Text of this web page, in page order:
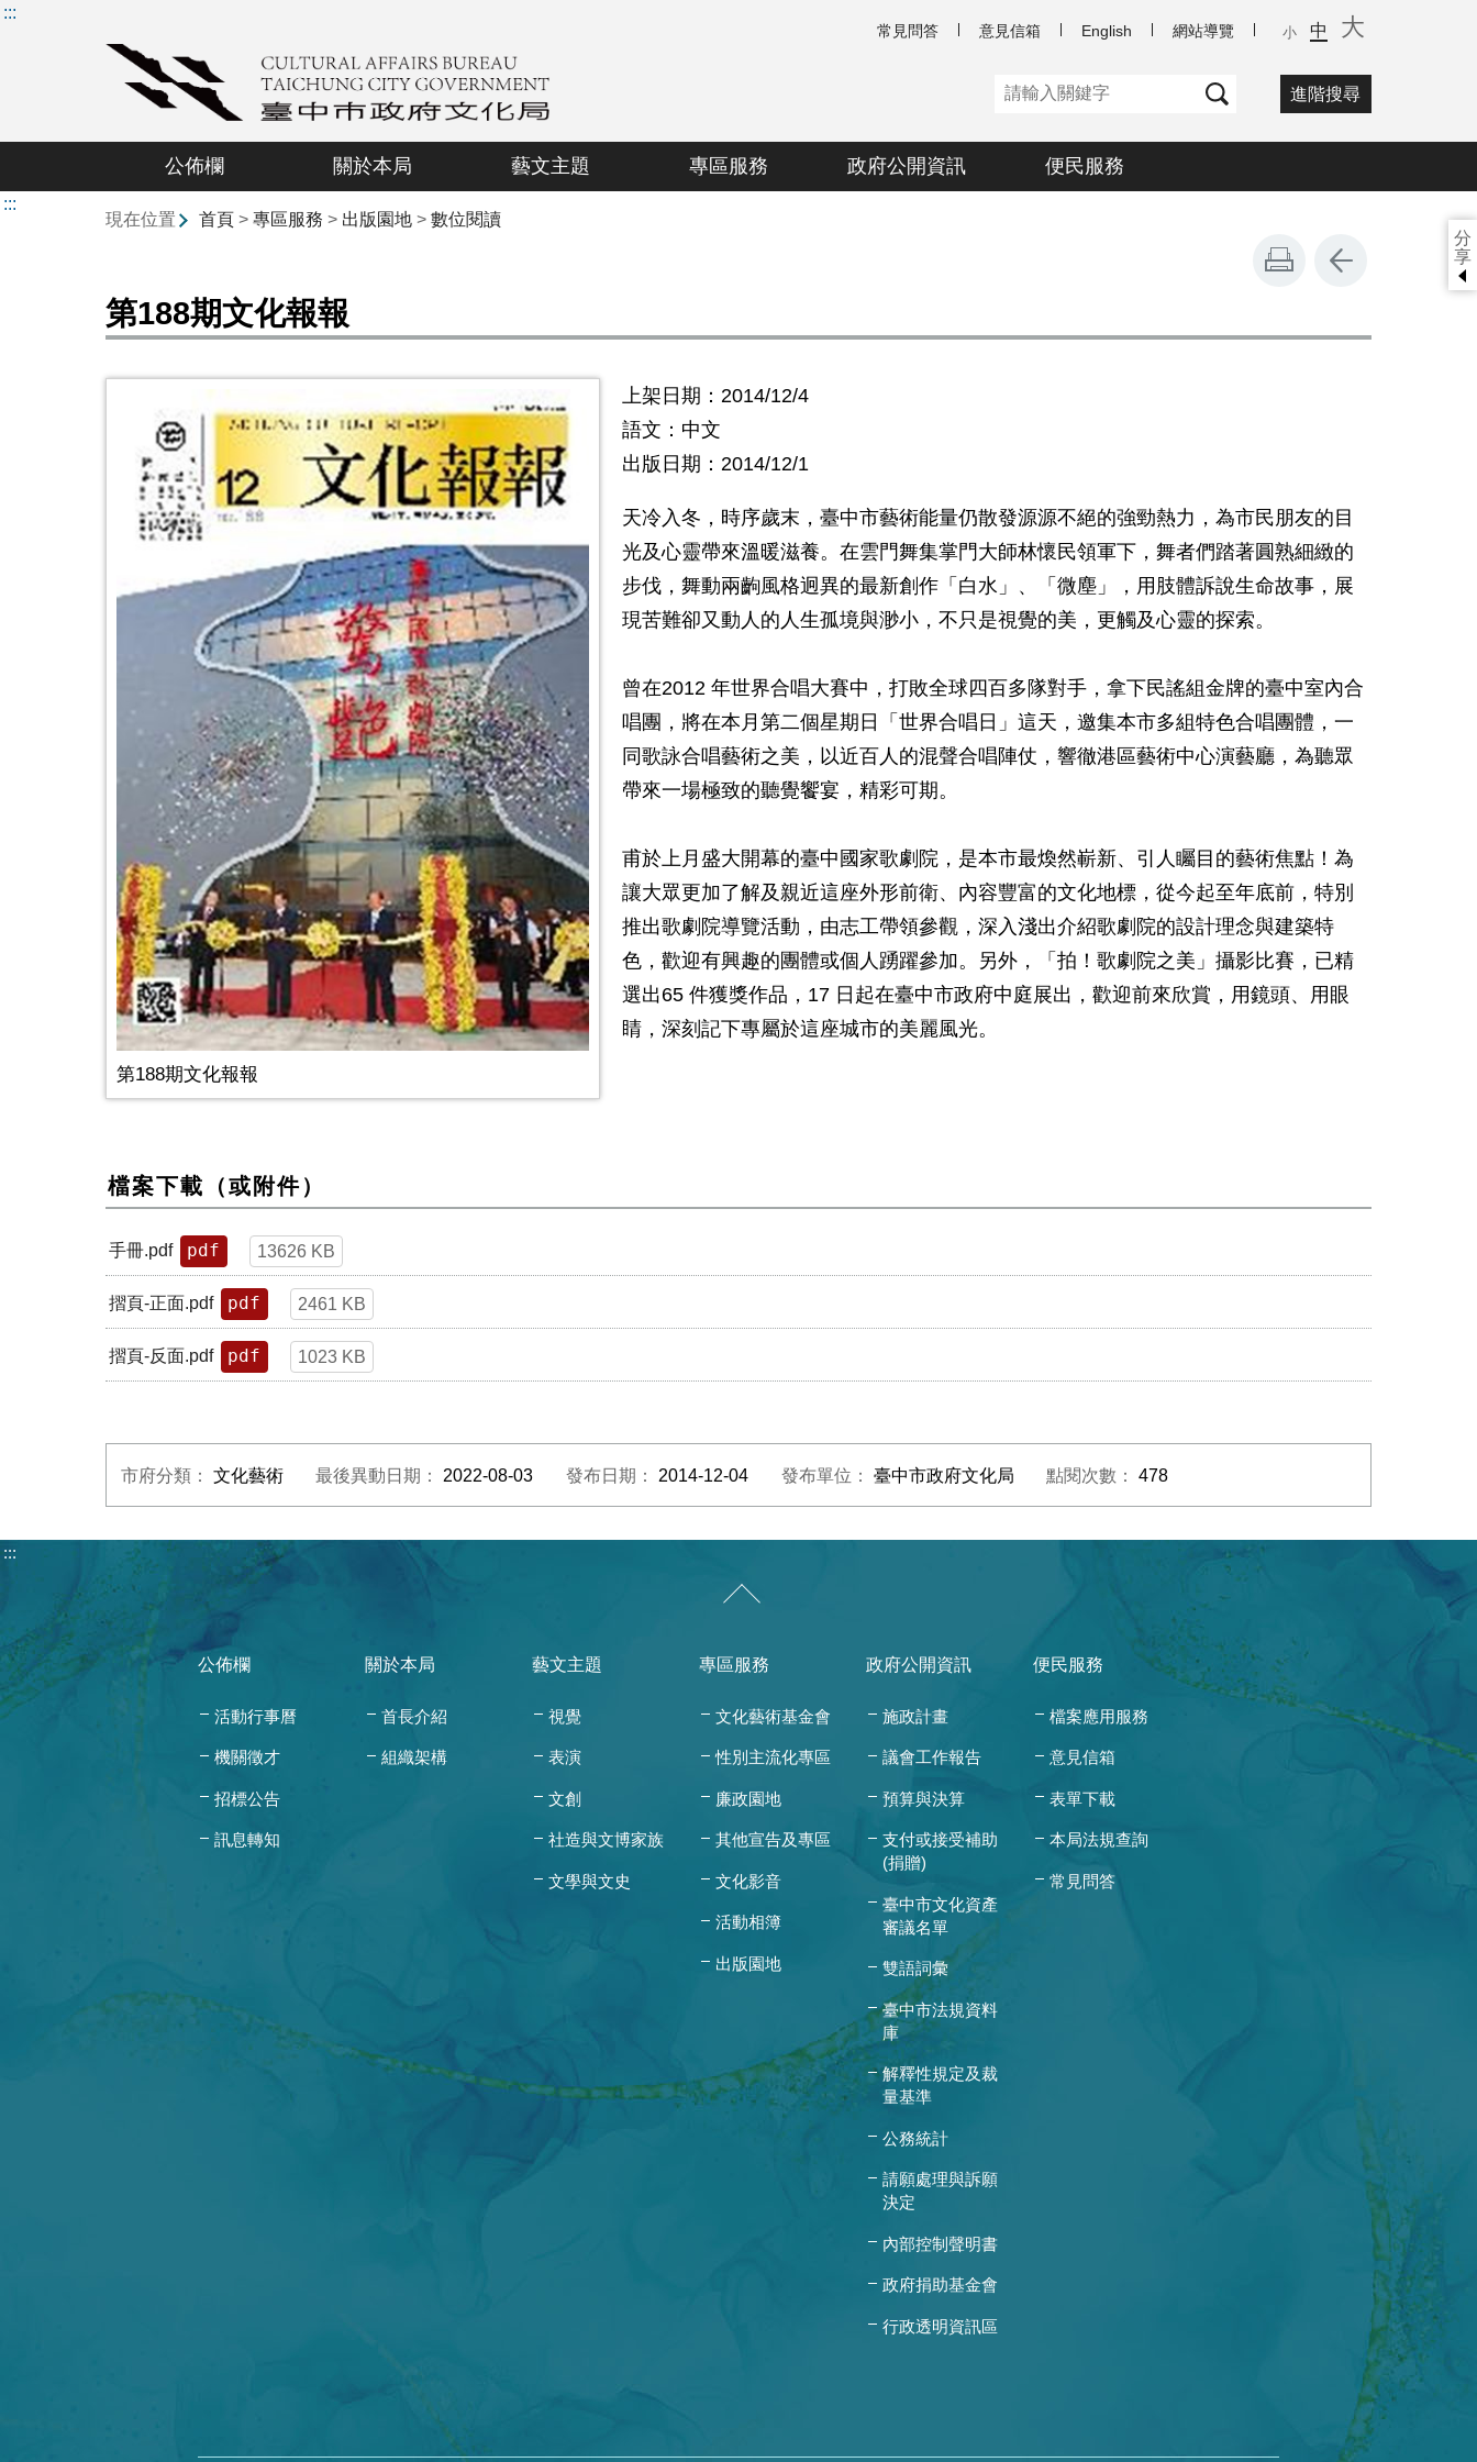
:::
常見問答 意見信箱 English 網站導覽 小 中 大
進階搜尋
公佈欄 關於本局 藝文主題 專區服務 政府公開資訊 便民服務
:::
現在位置
首頁> 專區服務 > 出版園地> 數位閱讀
分
享
第188期文化報報
第188期文化報報
上架日期：2014/12/4
語文：中文
出版日期：2014/12/1
天冷入冬，時序歲末，臺中市藝術能量仍散發源源不絕的強勁熱力，為市民朋友的目
光及心靈帶來溫暖滋養。在雲門舞集掌門大師林懷民領軍下，舞者們踏著圓熟細緻的
步伐，舞動兩齣風格迥異的最新創作「白水」、「微塵」，用肢體訴說生命故事，展
現苦難卻又動人的人生孤境與渺小，不只是視覺的美，更觸及心靈的探索。
曾在2012 年世界合唱大賽中，打敗全球四百多隊對手，拿下民謠組金牌的臺中室內合
唱團，將在本月第二個星期日「世界合唱日」這天，邀集本市多組特色合唱團體，一
同歌詠合唱藝術之美，以近百人的混聲合唱陣仗，響徹港區藝術中心演藝廳，為聽眾
帶來一場極致的聽覺饗宴，精彩可期。
甫於上月盛大開幕的臺中國家歌劇院，是本市最煥然嶄新、引人矚目的藝術焦點！為
讓大眾更加了解及親近這座外形前衛、內容豐富的文化地標，從今起至年底前，特別
推出歌劇院導覽活動，由志工帶領參觀，深入淺出介紹歌劇院的設計理念與建築特
色，歡迎有興趣的團體或個人踴躍參加。另外，「拍！歌劇院之美」攝影比賽，已精
選出65 件獲獎作品，17 日起在臺中市政府中庭展出，歡迎前來欣賞，用鏡頭、用眼
睛，深刻記下專屬於這座城市的美麗風光。
檔案下載（或附件）
手冊.pdf pdf 13626 KB
摺頁-正面.pdf pdf 2461 KB
摺頁-反面.pdf pdf 1023 KB
市府分類： 文化藝術 最後異動日期： 2022-08-03 發布日期： 2014-12-04 發布單位： 臺中市政府文化局 點閱次數：478
:::
公佈欄
活動行事曆
機關徵才
招標公告
訊息轉知
關於本局
首長介紹
組織架構
藝文主題
視覺
表演
文創
社造與文博家族
文學與文史
專區服務
文化藝術基金會
性別主流化專區
廉政園地
其他宣告及專區
文化影音
活動相簿
出版園地
政府公開資訊
施政計畫
議會工作報告
預算與決算
支付或接受補助
(捐贈)
臺中市文化資產
審議名單
雙語詞彙
臺中市法規資料
庫
解釋性規定及裁
量基準
公務統計
請願處理與訴願
決定
內部控制聲明書
政府捐助基金會
行政透明資訊區
便民服務
檔案應用服務
意見信箱
表單下載
本局法規查詢
常見問答